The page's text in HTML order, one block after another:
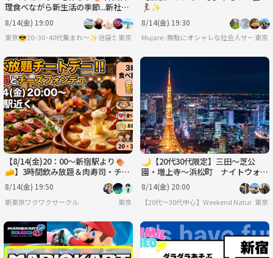
理食べながら新生活の季節...新社会
もベテランも皆で交流しちゃおう
🌸
8/14(金) 19:00
東京
🏃‍♀️✨
8/14(金) 19:30
Mujare -無駄にオシャレな社会人サークル-
東京
【8/14(金)20：00〜新宿駅より🍖
🧀】3時間飲み放題＆肉寿司・チー
ズフォンデュ食べ放題で気軽に友達
作り✨
8/14(金) 19:50
新東京ワクワクサークル 東京
🌙【20代30代限定】三田〜芝公
園・増上寺〜浜松町 ナイトウォー
クを通して友達を作ろうの会🌙🌉
8/14(金) 20:00
【20代〜30代中心】Weekend Nature 東京